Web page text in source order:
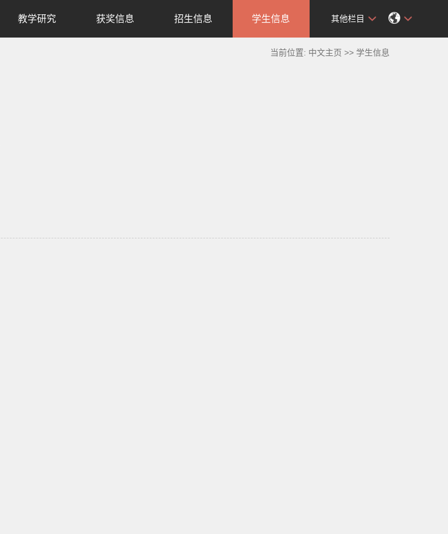
教学研究 获奖信息 招生信息 学生信息 其他栏目
当前位置: 中文主页 >> 学生信息